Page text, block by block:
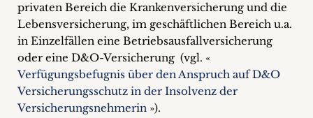
Blog
&
Podcasts
+
privaten Bereich die Krankenversicherung und die
Lebensversicherung, im geschäftlichen Bereich u.a.
in Einzelfällen eine Betriebsausfallversicherung
oder eine D&O-Versicherung (vgl. «
Verfügungsbefugnis über den Anspruch auf D&O
Versicherungsschutz in der Insolvenz der
Versicherungsnehmerin »).